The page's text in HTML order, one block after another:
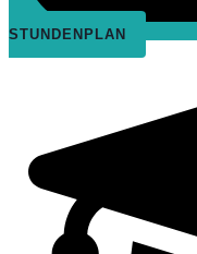
STUNDENPLAN